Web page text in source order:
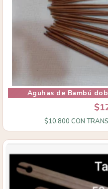
Aguhas de Bambú
$10.800 CON